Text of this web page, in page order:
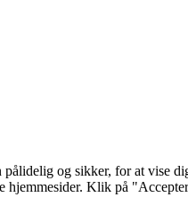
og sikker, for at vise
hjemmesider. Klik på